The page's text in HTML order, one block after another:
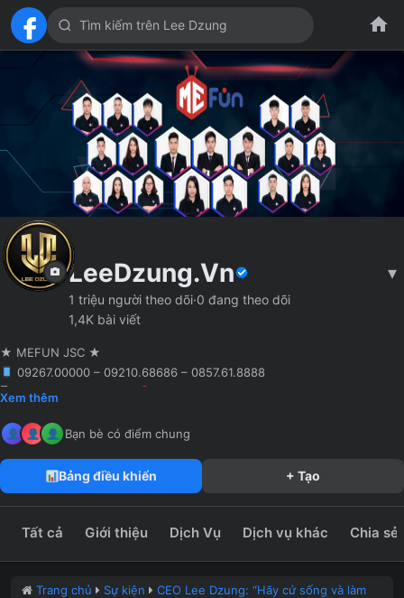
LeeDzung.Vn ▾
1 triệu người theo dõi·0 đang theo dõi
1,4K bài viết
★ MEFUN JSC ★
09267.00000 – 09210.68686 – 0857.61.8888
🖥 Agency truyền thông
leedzung.vn
Xem thêm
Bạn bè có điểm chung
Bảng điều khiển + Tạo
Tất cả Giới thiệu Dịch Vụ Dịch vụ khác Chia sẻ
Trang chủ Sự kiện
CEO Lee Dzung: “Hãy cứ sống và làm